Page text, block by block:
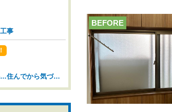
BEFORE
事
おしゃれ照明で後悔…住んでから気づいた落とし穴【広島市 安佐南区 安佐北区】